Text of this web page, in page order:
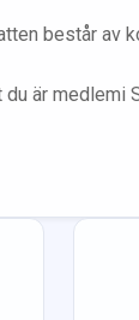
består av
du är medlemi